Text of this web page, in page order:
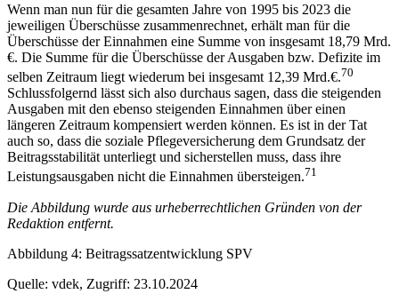
Wenn man nun für die gesamten Jahre von 1995 bis 2023 die
jeweiligen Überschüsse zusammenrechnet, erhält man für die
Überschüsse der Einnahmen eine Summe von insgesamt 18,79 Mrd.
€. Die Summe für die Überschüsse der Ausgaben bzw. Defizite im
selben Zeitraum liegt wiederum bei insgesamt 12,39 Mrd.€.70
Schlussfolgernd lässt sich also durchaus sagen, dass die steigenden
Ausgaben mit den ebenso steigenden Einnahmen über einen
längeren Zeitraum kompensiert werden können. Es ist in der Tat
auch so, dass die soziale Pflegeversicherung dem Grundsatz der
Beitragsstabilität unterliegt und sicherstellen muss, dass ihre
Leistungsausgaben nicht die Einnahmen übersteigen.71
Die Abbildung wurde aus urheberrechtlichen Gründen von der
Redaktion entfernt.
Abbildung 4: Beitragssatzentwicklung SPV
Quelle: vdek, Zugriff: 23.10.2024